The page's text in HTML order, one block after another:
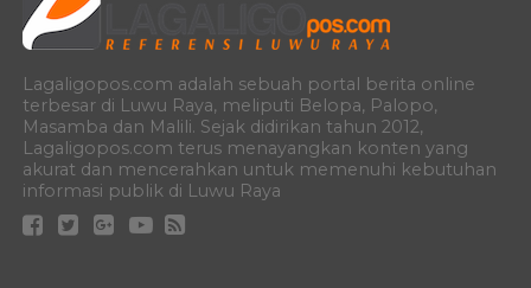
Lagaligopos.com adalah sebuah portal berita online
terbesar di Luwu Raya, meliputi Belopa, Palopo,
Masamba dan Malili. Sejak didirikan tahun 2012,
Lagaligopos.com terus menayangkan konten yang
akurat dan mencerahkan untuk memenuhi kebutuhan
informasi publik di Luwu Raya